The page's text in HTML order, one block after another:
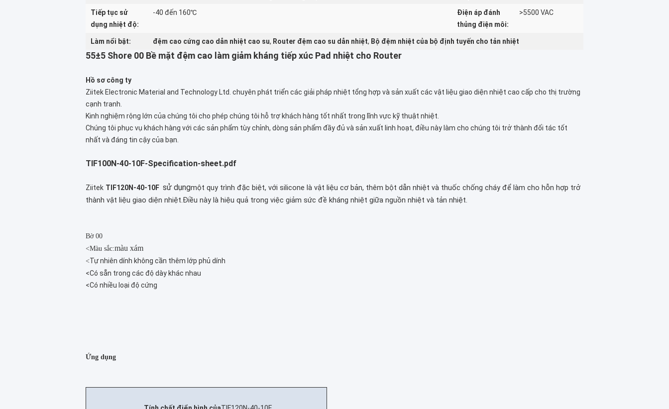
Tiếp tục sử
dụng nhiệt độ:
-40 đến 160℃
Điện áp đánh
thủng điện môi:
>5500 VAC
Làm nổi bật: đệm cao cứng cao dẫn nhiệt cao su, Router đệm cao su dẫn nhiệt, Bộ đệm nhiệt của bộ định tuyến cho tản nhiệt
55±5 Shore 00 Bề mặt đệm cao làm giảm kháng tiếp xúc Pad nhiệt cho Router
Hồ sơ công ty
Ziitek Electronic Material and Technology Ltd. chuyên phát triển các giải pháp nhiệt tổng hợp và sản xuất các vật liệu giao diện nhiệt cao cấp cho thị trường
cạnh tranh.
Kinh nghiệm rộng lớn của chúng tôi cho phép chúng tôi hỗ trợ khách hàng tốt nhất trong lĩnh vực kỹ thuật nhiệt.
Chúng tôi phục vụ khách hàng với các sản phẩm tùy chỉnh, dòng sản phẩm đầy đủ và sản xuất linh hoạt, điều này làm cho chúng tôi trở thành đối tác tốt
nhất và đáng tin cậy của bạn.
TIF100N-40-10F-Specification-sheet.pdf
Ziitek TIF120N-40-10F sử dụngmột quy trình đặc biệt, với silicone là vật liệu cơ bản, thêm bột dẫn nhiệt và thuốc chống cháy để làm cho hỗn hợp trở
thành vật liệu giao diện nhiệt.Điều này là hiệu quả trong việc giảm sức đề kháng nhiệt giữa nguồn nhiệt và tản nhiệt.
Bờ 00
<Màu sắc:màu xám
<Tự nhiên dính không cần thêm lớp phủ dính
<Có sẵn trong các độ dày khác nhau
<Có nhiều loại độ cứng
Ứng dụng